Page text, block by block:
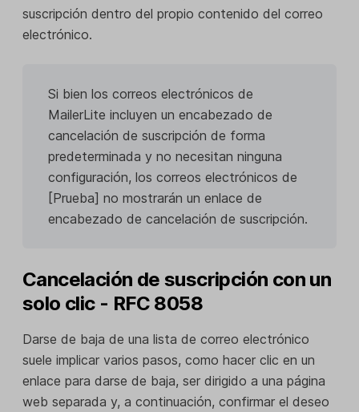
suscripción dentro del propio contenido del correo
electrónico.
Si bien los correos electrónicos de
MailerLite incluyen un encabezado de
cancelación de suscripción de forma
predeterminada y no necesitan ninguna
configuración, los correos electrónicos de
[Prueba] no mostrarán un enlace de
encabezado de cancelación de suscripción.
Cancelación de suscripción con un
solo clic - RFC 8058
Darse de baja de una lista de correo electrónico
suele implicar varios pasos, como hacer clic en un
enlace para darse de baja, ser dirigido a una página
web separada y, a continuación, confirmar el deseo